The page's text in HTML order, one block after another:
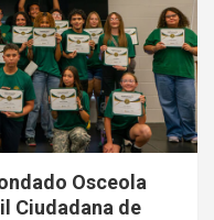
Osceola
Ciudadana de